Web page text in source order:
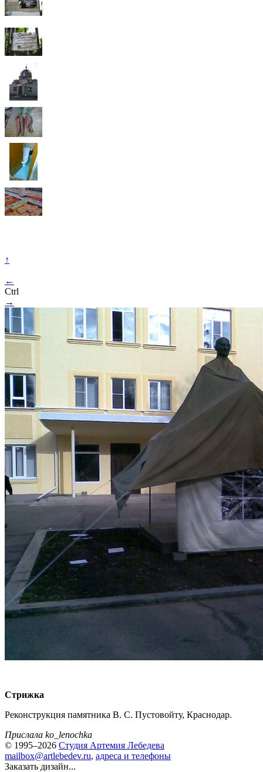
↑
←
Ctrl
→
Стрижка
Реконструкция памятника В. С. Пустовойту, Краснодар.
Прислала ko_lenochka
© 1995–2026 Студия Артемия Лебедева
mailbox@artlebedev.ru, адреса и телефоны
Заказать дизайн...